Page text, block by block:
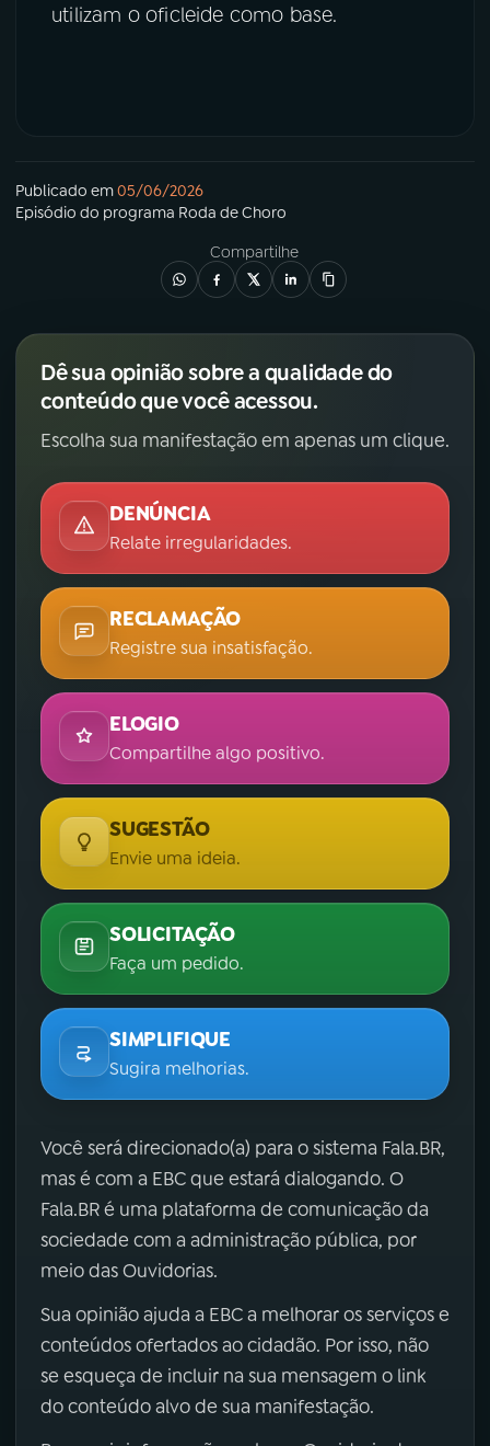
utilizam o oficleide como base.
Publicado em05/06/2026
Episódio do programa Roda de Choro
Compartilhe
Dê sua opinião sobre a qualidade do
conteúdo que você acessou.
Escolha sua manifestação em apenas um clique.
DENÚNCIA
Relate irregularidades.
RECLAMAÇÃO
Registre sua insatisfação.
ELOGIO
Compartilhe algo positivo.
SUGESTÃO
Envie uma ideia.
SOLICITAÇÃO
Faça um pedido.
SIMPLIFIQUE
Sugira melhorias.
Você será direcionado(a) para o sistema Fala.BR,
mas é com a EBC que estará dialogando. O
Fala.BR é uma plataforma de comunicação da
sociedade com a administração pública, por
meio das Ouvidorias.
Sua opinião ajuda a EBC a melhorar os serviços e
conteúdos ofertados ao cidadão. Por isso, não
se esqueça de incluir na sua mensagem o link
do conteúdo alvo de sua manifestação.